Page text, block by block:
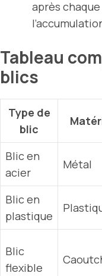
après
Tableau
blics
Type de
blic
Blic en
acier
Métal
Blic en
plastique
Blic
flexible